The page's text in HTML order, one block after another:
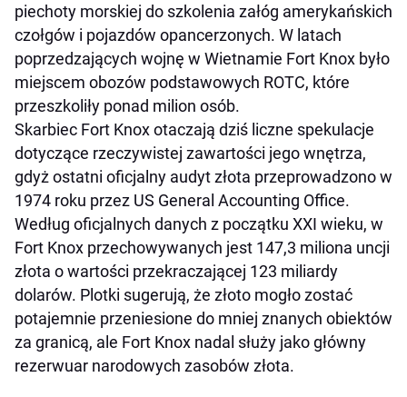
piechoty morskiej do szkolenia załóg amerykańskich
czołgów i pojazdów opancerzonych. W latach
poprzedzających wojnę w Wietnamie Fort Knox było
miejscem obozów podstawowych ROTC, które
przeszkoliły ponad milion osób.
Skarbiec Fort Knox otaczają dziś liczne spekulacje
dotyczące rzeczywistej zawartości jego wnętrza,
gdyż ostatni oficjalny audyt złota przeprowadzono w
1974 roku przez US General Accounting Office.
Według oficjalnych danych z początku XXI wieku, w
Fort Knox przechowywanych jest 147,3 miliona uncji
złota o wartości przekraczającej 123 miliardy
dolarów. Plotki sugerują, że złoto mogło zostać
potajemnie przeniesione do mniej znanych obiektów
za granicą, ale Fort Knox nadal służy jako główny
rezerwuar narodowych zasobów złota.